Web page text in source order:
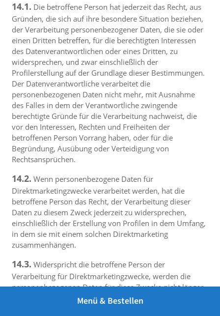
14.1. Die betroffene Person hat jederzeit das Recht, aus
Gründen, die sich auf ihre besondere Situation beziehen,
der Verarbeitung personenbezogener Daten, die sie oder
einen Dritten betreffen, für die berechtigten Interessen
des Datenverantwortlichen oder eines Dritten, zu
widersprechen, und zwar einschließlich der
Profilerstellung auf der Grundlage dieser Bestimmungen.
Der Datenverantwortliche verarbeitet die
personenbezogenen Daten nicht mehr, mit Ausnahme
des Falles in dem der Verantwortliche zwingende
berechtigte Gründe für die Verarbeitung nachweist, die
vor den Interessen, Rechten und Freiheiten der
betroffenen Person Vorrang haben, oder für die
Begründung, Ausübung oder Verteidigung von
Rechtsansprüchen.
14.2. Wenn personenbezogene Daten für
Direktmarketingzwecke verarbeitet werden, hat die
betroffene Person das Recht, der Verarbeitung dieser
Daten zu diesem Zweck jederzeit zu widersprechen,
einschließlich der Erstellung von Profilen in dem Umfang,
in dem sie mit einem solchen Direktmarketing
zusammenhängen.
14.3. Widerspricht die betroffene Person der
Verarbeitung für Direktmarketingzwecke, werden die
personenbezogenen Daten für diese Zwecke nicht länger
verarbeitet. Für den Fall, dass sich die betroffene Person
Menü & Bestellen